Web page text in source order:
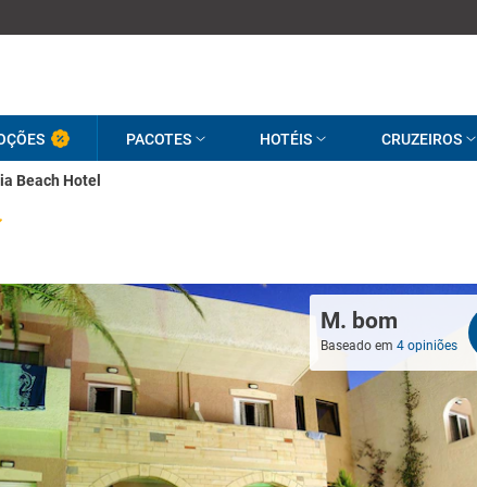
PACOTES HOTÉIS CRUZEIROS
Beach Hotel
M. bom
Baseado em4 opiniões